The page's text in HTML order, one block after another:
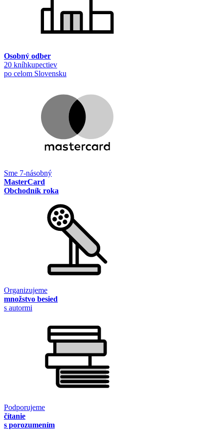
Osobný odber
20 kníhkupectiev
po celom Slovensku
Sme 7-násobný
MasterCard
Obchodník roka
Organizujeme
množstvo besied
s autormi
Podporujeme
čítanie
s porozumením